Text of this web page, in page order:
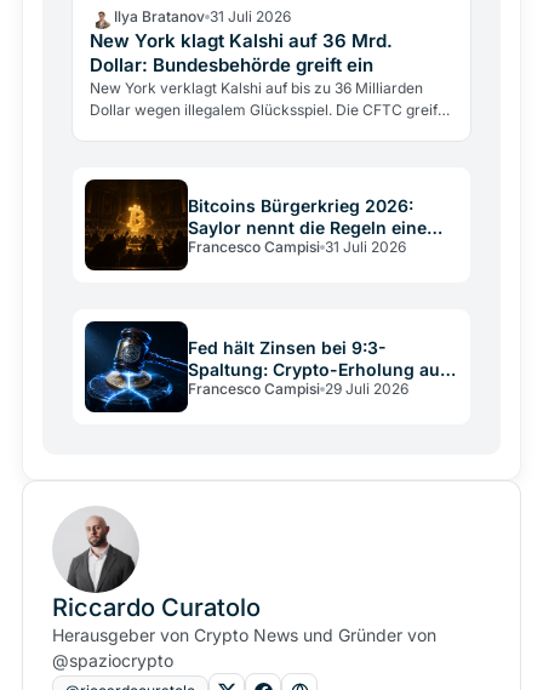
Ilya Bratanov 31 Juli 2026
New York klagt Kalshi auf 36 Mrd.
Dollar: Bundesbehörde greift ein
New York verklagt Kalshi auf bis zu 36 Milliarden
Dollar wegen illegalem Glücksspiel. Die CFTC greift
Bitcoins Bürgerkrieg 2026:
Saylor nennt die Regeln eine
Verfassung
Francesco Campisi 31 Juli 2026
Fed hält Zinsen bei 9:3-
Spaltung: Crypto-Erholung auf
wackligem Grund
Francesco Campisi 29 Juli 2026
Riccardo Curatolo
Herausgeber von Crypto News und Gründer von
@spaziocrypto